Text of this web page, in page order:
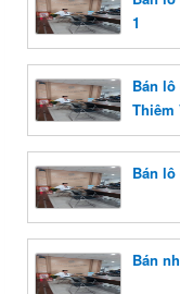
1
Bán
Thiêm
Bán
Bán